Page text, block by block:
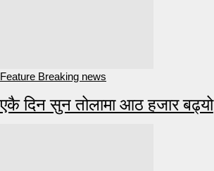
Feature Breaking news
एकै दिन सुन तोलामा आठ हजार बढ्यो